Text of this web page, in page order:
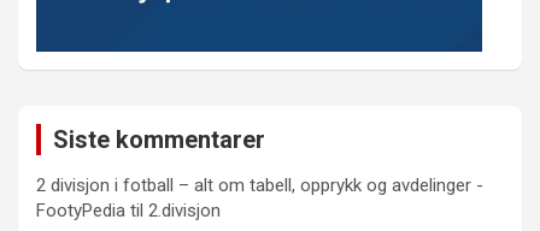
Siste kommentarer
2 divisjon i fotball – alt om tabell, opprykk og avdelinger -
FootyPedia til 2.divisjon